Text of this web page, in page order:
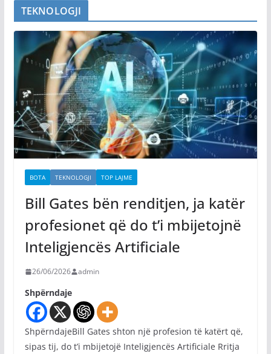
TEKNOLOGJI
BOTA TEKNOLOGJI TOP LAJME
Bill Gates bën renditjen, ja katër
profesionet që do t’i mbijetojnë
Inteligjencës Artificiale
26/06/2026 admin
Shpërndaje
ShpërndajeBill Gates shton një profesion të katërt që,
sipas tij, do t’i mbijetojë Inteligjencës Artificiale Rritja